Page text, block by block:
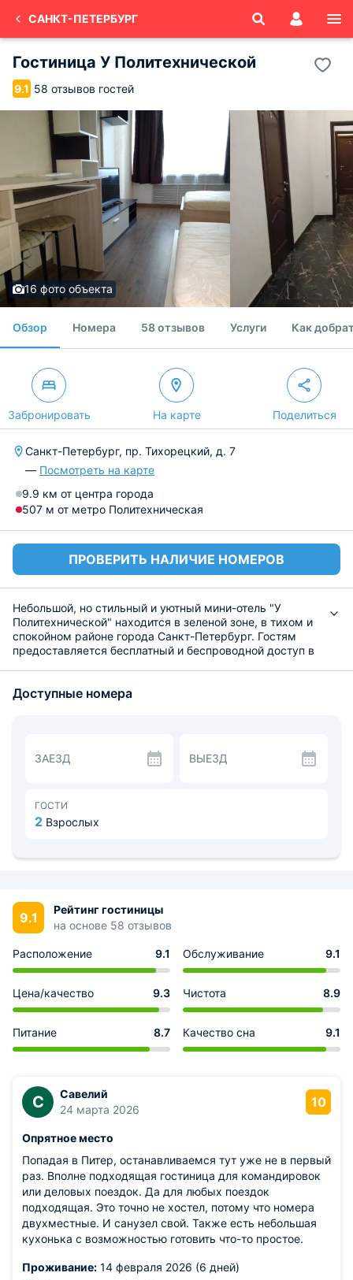
САНКТ-ПЕТЕРБУРГ
Гостиница У Политехнической
9.1 58 отзывов гостей
16 фото объекта
Обзор Номера 58 отзывов Услуги Как
Забронировать На карте Поделиться
Санкт-Петербург, пр. Тихорецкий, д. 7
— Посмотреть на карте
9.9 км от центра города
507 м от метро Политехническая
ПРОВЕРИТЬ НАЛИЧИЕ НОМЕРОВ
Небольшой, но стильный и уютный мини-отель "У
Политехнической" находится в зеленой зоне, в тихом и
спокойном районе города Санкт-Петербург. Гостям
предоставляется бесплатный и беспроводной доступ в
Одиннадцать комфортабельных номеров оборудованы
оборудованы собственной ванной комнатой.
В каждой комнате имеется небольшой холодильник,
несколько супермаркетов и кафе, где подаются блюда
разнообразных кухонь.
Дорога будет быстрой и комфортной. В нескольких
Доступные номера
ЗАЕЗД ВЫЕЗД
ГОСТИ
2 Взрослых
9.1
Рейтинг гостиницы
на основе 58 отзывов
Расположение 9.1 Обслуживание 9.1
Цена/качество 9.3 Чистота 8.9
Питание 8.7 Качество сна 9.1
С
Савелий
24 марта 2026
10
Опрятное место
Попадая в Питер, останавливаемся тут уже не в первый
раз. Вполне подходящая гостиница для командировок
или деловых поездок. Да для любых поездок
подходящая. Это точно не хостел, потому что номера
двухместные. И санузел свой. Также есть небольшая
кухонька с возможностью готовить что-то простое.
Проживание: 14 февраля 2026 (6 дней)